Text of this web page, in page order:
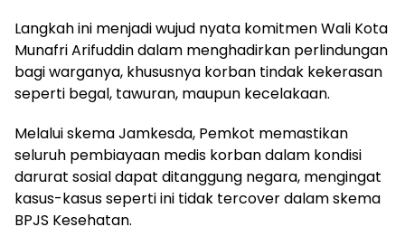
Langkah ini menjadi wujud nyata komitmen Wali Kota
Munafri Arifuddin dalam menghadirkan perlindungan
bagi warganya, khususnya korban tindak kekerasan
seperti begal, tawuran, maupun kecelakaan.
Melalui skema Jamkesda, Pemkot memastikan
seluruh pembiayaan medis korban dalam kondisi
darurat sosial dapat ditanggung negara, mengingat
kasus-kasus seperti ini tidak tercover dalam skema
BPJS Kesehatan.